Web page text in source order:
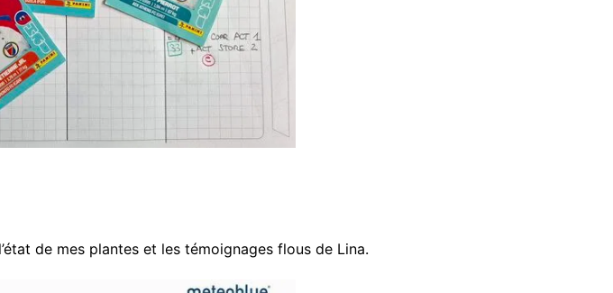
de mes plantes et les témoignages flous de Lina.